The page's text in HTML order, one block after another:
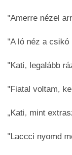
"Amerre nézel
"A ló néz a csikó
"Kati, legalább
"Fiatal voltam,
„Kati, mint
"Laccci nyomd